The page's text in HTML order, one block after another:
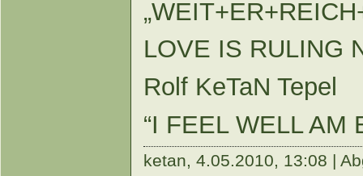
LOVE IS RULING
Rolf KeTaN Tepel
“I FEEL WELL AM
ketan, 4.05.2010, 13:08 |